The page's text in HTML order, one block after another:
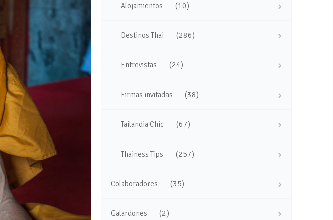
Alojamientos (10)
Destinos Thai (286)
Entrevistas (24)
Firmas invitadas (38)
Tailandia Chic (67)
Thainess Tips (257)
Colaboradores (35)
Galardones (2)